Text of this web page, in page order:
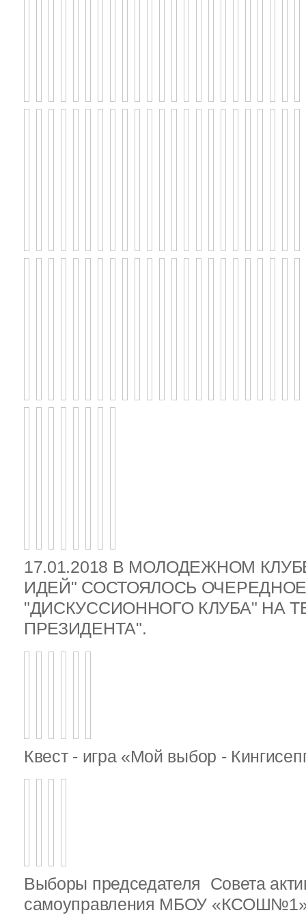
17.01.2018 В МОЛОДЕЖНОМ
ИДЕЙ" СОСТОЯЛОСЬ
"ДИСКУССИОННОГО КЛУБА" НА
ПРЕЗИДЕНТА".
Квест - игра «Мой выбор -
Выборы председателя Совета
самоуправления МБОУ